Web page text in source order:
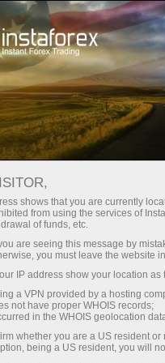
InstaForex
ega bo‘lasiz:
yelkasi,
spred va
shuningdek
bilan savdo
shartlar.
Kichik
Har bir depozit
30% bonus
Savdoda
va trassada
shows that you are currently
from using the services of
of funds, etc.
are seeing this message by
you must leave the website
IP address show your location as
a VPN provided by a hosting
not have proper WHOIS records;
in the WHOIS geolocation
whether you are a US resident
being a US resident, you will